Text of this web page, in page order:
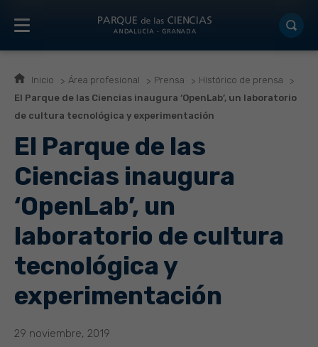
Inicio Área profesional Prensa
Histórico de prensa
El Parque de las Ciencias inaugura ‘OpenLab’, un laboratorio
de cultura tecnológica y experimentación
El Parque de las
Ciencias inaugura
‘OpenLab’, un
laboratorio de cultura
tecnológica y
experimentación
29 noviembre, 2019